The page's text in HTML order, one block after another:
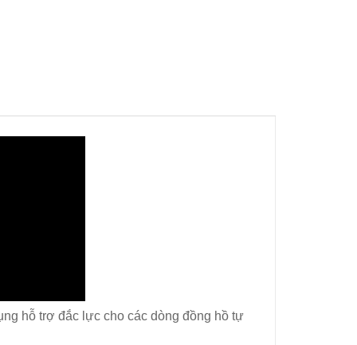
hỗ trợ đắc lực cho các dòng đồng hồ tự